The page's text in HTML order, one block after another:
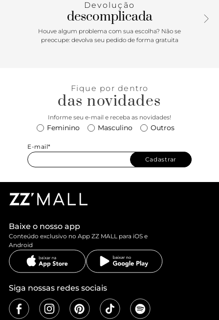
Devolução
descomplicada
Houve algum problema com sua escolha? Não se
preocupe: devolva seu pedido de forma gratuita
Fique por dentro
das novidades
Informe seu e-mail e receba as novidades!
Feminino Masculino Outros
E-mail*
Cadastrar
Baixe o nosso app
Conteúdo exclusivo no App ZZ MALL para iOS e
Android
Siga nossas redes sociais